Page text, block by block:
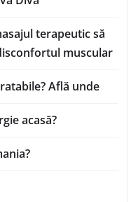
terapeutic să
muscular
Află unde
acasă?